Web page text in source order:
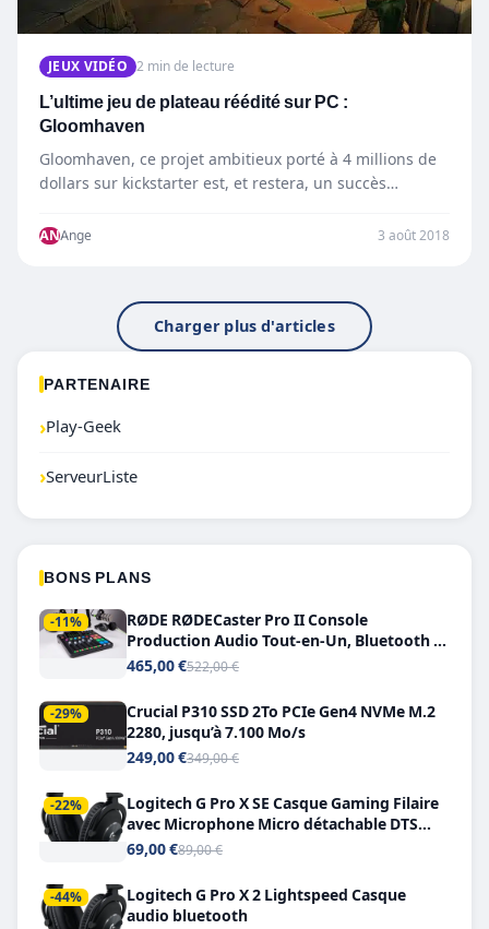
JEUX VIDÉO 2 min de lecture
L’ultime jeu de plateau réédité sur PC :
Gloomhaven
Gloomhaven, ce projet ambitieux porté à 4 millions de
dollars sur kickstarter est, et restera, un succès
ANAnge 3 août 2018
Charger plus d'articles
PARTENAIRE
›Play-Geek
›ServeurListe
BONS PLANS
-11%
RØDE RØDECaster Pro II Console
Production Audio Tout-en-Un, Bluetooth et
Double USB-C
465,00 €522,00 €
-29%
Crucial P310 SSD 2To PCIe Gen4 NVMe M.2
2280, jusqu’à 7.100 Mo/s
249,00 €349,00 €
-22%
Logitech G Pro X SE Casque Gaming Filaire
avec Microphone Micro détachable DTS
Headphone X 7.1
69,00 €89,00 €
-44%
Logitech G Pro X 2 Lightspeed Casque
audio bluetooth